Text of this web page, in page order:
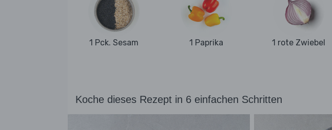
1 Pck. Sesam 1 Paprika 1 rote Zwiebel
Koche dieses Rezept in 6 einfachen Schritten